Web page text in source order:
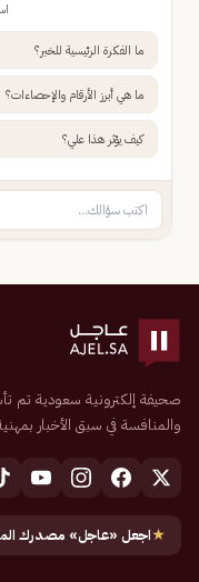
ما الفكرة الرئيسية للخبر؟
ما هي أبرز الأرقام والإحصاءات؟
كيف يؤثر هذا علي؟
والمنافسة في سبق الأخبار
★اجعل «عاجل» مصدرك